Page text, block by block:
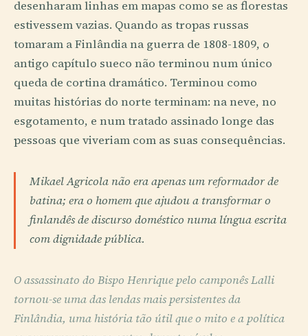
desenharam linhas em mapas como se as florestas
estivessem vazias. Quando as tropas russas
tomaram a Finlândia na guerra de 1808-1809, o
antigo capítulo sueco não terminou num único
queda de cortina dramático. Terminou como
muitas histórias do norte terminam: na neve, no
esgotamento, e num tratado assinado longe das
pessoas que viveriam com as suas consequências.
Mikael Agricola não era apenas um reformador de
batina; era o homem que ajudou a transformar o
finlandês de discurso doméstico numa língua escrita
com dignidade pública.
O assassinato do Bispo Henrique pelo camponês Lalli
tornou-se uma das lendas mais persistentes da
Finlândia, uma história tão útil que o mito e a política